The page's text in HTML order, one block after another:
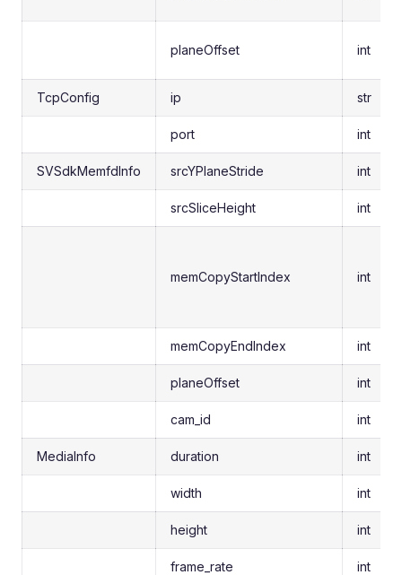
planeOffset int
TcpConfig ip str
port int
SVSdkMemfdInfo srcYPlaneStride int
srcSliceHeight int
memCopyStartIndex int
memCopyEndIndex int
planeOffset int
cam_id int
MediaInfo duration int
width int
height int
frame_rate int